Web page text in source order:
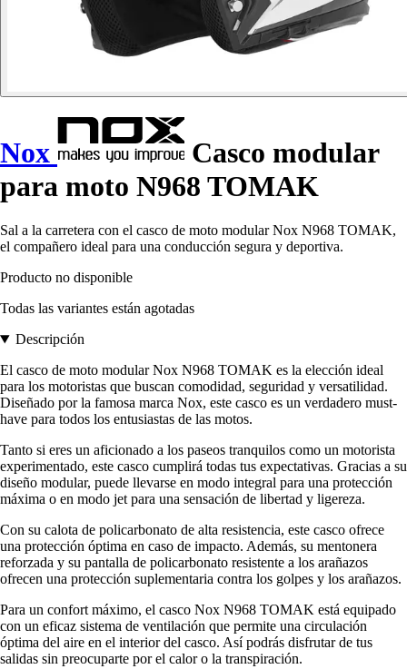
Nox
Casco modular
para moto N968 TOMAK
Sal a la carretera con el casco de moto modular Nox N968 TOMAK,
el compañero ideal para una conducción segura y deportiva.
Producto no disponible
Todas las variantes están agotadas
Descripción
El casco de moto modular Nox N968 TOMAK es la elección ideal
para los motoristas que buscan comodidad, seguridad y versatilidad.
Diseñado por la famosa marca Nox, este casco es un verdadero must-
have para todos los entusiastas de las motos.
Tanto si eres un aficionado a los paseos tranquilos como un motorista
experimentado, este casco cumplirá todas tus expectativas. Gracias a su
diseño modular, puede llevarse en modo integral para una protección
máxima o en modo jet para una sensación de libertad y ligereza.
Con su calota de policarbonato de alta resistencia, este casco ofrece
una protección óptima en caso de impacto. Además, su mentonera
reforzada y su pantalla de policarbonato resistente a los arañazos
ofrecen una protección suplementaria contra los golpes y los arañazos.
Para un confort máximo, el casco Nox N968 TOMAK está equipado
con un eficaz sistema de ventilación que permite una circulación
óptima del aire en el interior del casco. Así podrás disfrutar de tus
salidas sin preocuparte por el calor o la transpiración.